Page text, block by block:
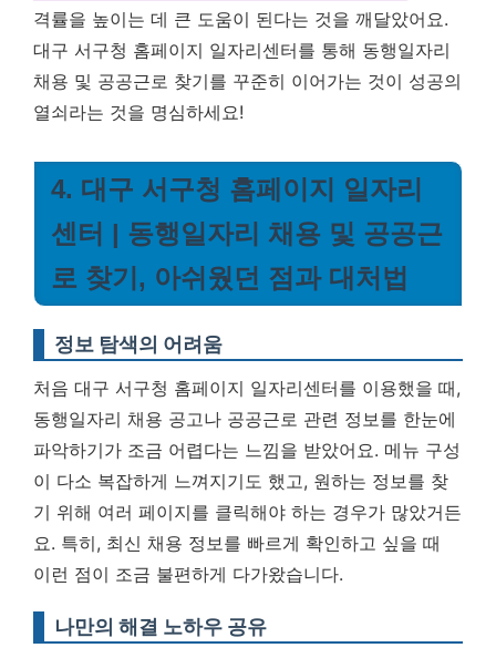
격률을 높이는 데 큰 도움이 된다는 것을 깨달았어요.
대구 서구청 홈페이지 일자리센터를 통해 동행일자리
채용 및 공공근로 찾기를 꾸준히 이어가는 것이 성공의
열쇠라는 것을 명심하세요!
4. 대구 서구청 홈페이지 일자리
센터 | 동행일자리 채용 및 공공근
로 찾기, 아쉬웠던 점과 대처법
정보 탐색의 어려움
처음 대구 서구청 홈페이지 일자리센터를 이용했을 때,
동행일자리 채용 공고나 공공근로 관련 정보를 한눈에
파악하기가 조금 어렵다는 느낌을 받았어요. 메뉴 구성
이 다소 복잡하게 느껴지기도 했고, 원하는 정보를 찾
기 위해 여러 페이지를 클릭해야 하는 경우가 많았거든
요. 특히, 최신 채용 정보를 빠르게 확인하고 싶을 때
이런 점이 조금 불편하게 다가왔습니다.
나만의 해결 노하우 공유